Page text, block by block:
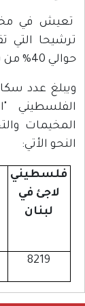
تعيش في
ترشيحا
حوالي 40% من سكان المخيم.
ويبلغ عدد
الفلسطيني
النحو الأتي:
فلسطيني
لاجئ في
لبنان
8219